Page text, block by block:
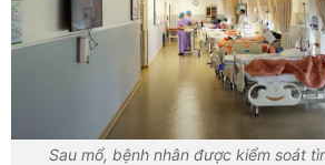
Sau mổ, bệnh nhân được kiểm soát